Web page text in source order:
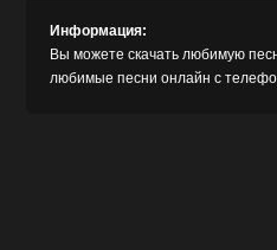
Информация:
Вы можете скачать любимую
любимые песни онлайн с